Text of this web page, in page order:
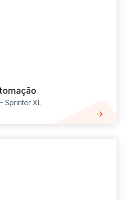
Sprinter XL
arrow_forward